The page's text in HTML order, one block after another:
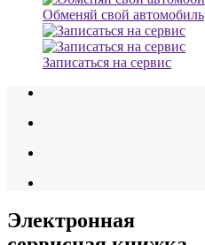
Обменяй свой автомобиль
Записаться на сервис
Электронная